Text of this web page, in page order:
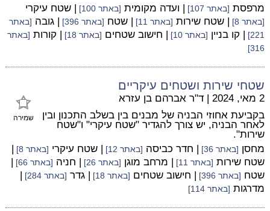
מרפסת [באתר 107] | ועדה מקומית [באתר 100] | שטח עיקרי
[באתר 8] | שטח שירות [באתר 11] | שטח [באתר 396] | גובה [באתר
221]
| קו בניין [באתר 10] | חישוב שטחים [באתר 18] | קורות [באתר
316]
שטחי שירות ושטחים עיקריים
שמירה
2 מאי, 2024 | ד"ר אברהם בן עזרא
בקביעת אחוזי הבניה של מבנים בין בשלב התכנון ובין
לאחר הבניה, יש צורך להגדיר "שטח עיקרי" ו"שטח
שירות".
מחסן [באתר 36] | חדר כביסה [באתר 12] | שטח עיקרי [באתר 8]
|
שטח שירות [באתר 11] | מרחב מוגן [באתר 26] | חניה [באתר 66]
|
שטח [באתר 396] | חישוב שטחים [באתר 18] | גדר [באתר 284]
|
מדרגות [באתר 114]